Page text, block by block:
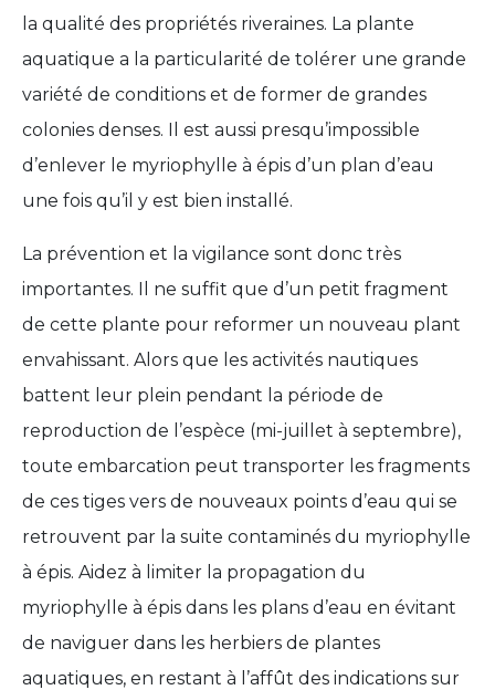
la qualité des propriétés riveraines. La plante
aquatique a la particularité de tolérer une grande
variété de conditions et de former de grandes
colonies denses. Il est aussi presqu’impossible
d’enlever le myriophylle à épis d’un plan d’eau
une fois qu’il y est bien installé.
La prévention et la vigilance sont donc très
importantes. Il ne suffit que d’un petit fragment
de cette plante pour reformer un nouveau plant
envahissant. Alors que les activités nautiques
battent leur plein pendant la période de
reproduction de l’espèce (mi-juillet à septembre),
toute embarcation peut transporter les fragments
de ces tiges vers de nouveaux points d’eau qui se
retrouvent par la suite contaminés du myriophylle
à épis. Aidez à limiter la propagation du
myriophylle à épis dans les plans d’eau en évitant
de naviguer dans les herbiers de plantes
aquatiques, en restant à l’affût des indications sur